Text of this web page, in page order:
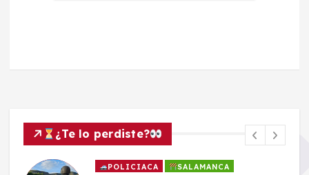
¿Te lo perdiste?
POLICIACA SALAMANCA